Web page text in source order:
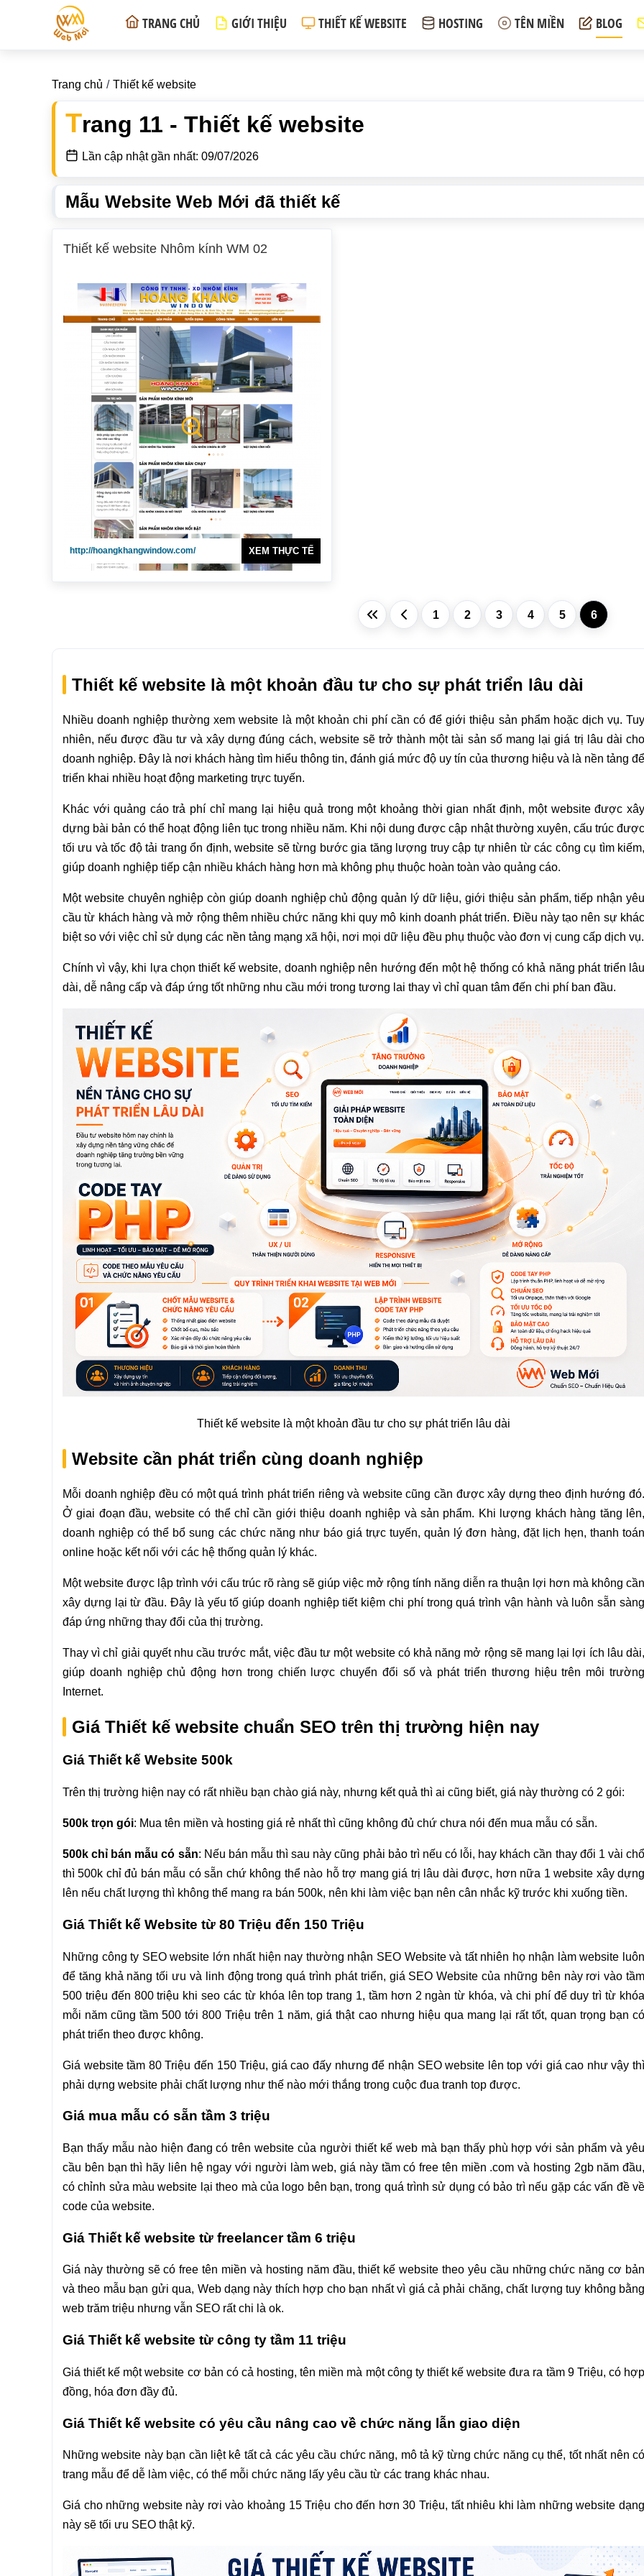
TRANG CHỦ GIỚI THIỆU THIẾT KẾ WEBSITE HOSTING TÊN MIỀN BLOG
Trang chủ Thiết kế website
Trang 11 - Thiết kế website
Lần cập nhật gần nhất: 09/07/2026
Mẫu Website Web Mới đã thiết kế
Thiết kế website Nhôm kính WM 02
http://hoangkhangwindow.com/ XEM THỰC TẾ
1 2 3 4 5 6
Thiết kế website là một khoản đầu tư cho sự phát triển lâu dài
Nhiều doanh nghiệp thường xem website là một khoản chi phí cần có để giới thiệu sản phẩm hoặc dịch vụ. Tuy
nhiên, nếu được đầu tư và xây dựng đúng cách, website sẽ trở thành một tài sản số mang lại giá trị lâu dài cho
doanh nghiệp. Đây là nơi khách hàng tìm hiểu thông tin, đánh giá mức độ uy tín của thương hiệu và là nền tảng để
triển khai nhiều hoạt động marketing trực tuyến.
Khác với quảng cáo trả phí chỉ mang lại hiệu quả trong một khoảng thời gian nhất định, một website được xây
dựng bài bản có thể hoạt động liên tục trong nhiều năm. Khi nội dung được cập nhật thường xuyên, cấu trúc được
tối ưu và tốc độ tải trang ổn định, website sẽ từng bước gia tăng lượng truy cập tự nhiên từ các công cụ tìm kiếm,
giúp doanh nghiệp tiếp cận nhiều khách hàng hơn mà không phụ thuộc hoàn toàn vào quảng cáo.
Một website chuyên nghiệp còn giúp doanh nghiệp chủ động quản lý dữ liệu, giới thiệu sản phẩm, tiếp nhận yêu
cầu từ khách hàng và mở rộng thêm nhiều chức năng khi quy mô kinh doanh phát triển. Điều này tạo nên sự khác
biệt so với việc chỉ sử dụng các nền tảng mạng xã hội, nơi mọi dữ liệu đều phụ thuộc vào đơn vị cung cấp dịch vụ.
Chính vì vậy, khi lựa chọn thiết kế website, doanh nghiệp nên hướng đến một hệ thống có khả năng phát triển lâu
dài, dễ nâng cấp và đáp ứng tốt những nhu cầu mới trong tương lai thay vì chỉ quan tâm đến chi phí ban đầu.
Thiết kế website là một khoản đầu tư cho sự phát triển lâu dài
Website cần phát triển cùng doanh nghiệp
Mỗi doanh nghiệp đều có một quá trình phát triển riêng và website cũng cần được xây dựng theo định hướng đó.
Ở giai đoạn đầu, website có thể chỉ cần giới thiệu doanh nghiệp và sản phẩm. Khi lượng khách hàng tăng lên,
doanh nghiệp có thể bổ sung các chức năng như báo giá trực tuyến, quản lý đơn hàng, đặt lịch hẹn, thanh toán
online hoặc kết nối với các hệ thống quản lý khác.
Một website được lập trình với cấu trúc rõ ràng sẽ giúp việc mở rộng tính năng diễn ra thuận lợi hơn mà không cần
xây dựng lại từ đầu. Đây là yếu tố giúp doanh nghiệp tiết kiệm chi phí trong quá trình vận hành và luôn sẵn sàng
đáp ứng những thay đổi của thị trường.
Thay vì chỉ giải quyết nhu cầu trước mắt, việc đầu tư một website có khả năng mở rộng sẽ mang lại lợi ích lâu dài,
giúp doanh nghiệp chủ động hơn trong chiến lược chuyển đổi số và phát triển thương hiệu trên môi trường
Internet.
Giá Thiết kế website chuẩn SEO trên thị trường hiện nay
Giá Thiết kế Website 500k
Trên thị trường hiện nay có rất nhiều bạn chào giá này, nhưng kết quả thì ai cũng biết, giá này thường có 2 gói:
500k trọn gói: Mua tên miền và hosting giá rẻ nhất thì cũng không đủ chứ chưa nói đến mua mẫu có sẵn.
500k chỉ bán mẫu có sẵn: Nếu bán mẫu thì sau này cũng phải bảo trì nếu có lỗi, hay khách cần thay đổi 1 vài chổ
thì 500k chỉ đủ bán mẫu có sẵn chứ không thể nào hỗ trợ mang giá trị lâu dài được, hơn nữa 1 website xây dựng
lên nếu chất lượng thì không thể mang ra bán 500k, nên khi làm việc bạn nên cân nhắc kỹ trước khi xuống tiền.
Giá Thiết kế Website từ 80 Triệu đến 150 Triệu
Những công ty SEO website lớn nhất hiện nay thường nhận SEO Website và tất nhiên họ nhận làm website luôn
để tăng khả năng tối ưu và linh động trong quá trình phát triển, giá SEO Website của những bên này rơi vào tầm
500 triệu đến 800 triệu khi seo các từ khóa lên top trang 1, tầm hơn 2 ngàn từ khóa, và chi phí để duy trì từ khóa
mỗi năm cũng tầm 500 tới 800 Triệu trên 1 năm, giá thật cao nhưng hiệu qua mang lại rất tốt, quan trọng bạn có
phát triển theo được không.
Giá website tầm 80 Triệu đến 150 Triệu, giá cao đấy nhưng để nhận SEO website lên top với giá cao như vậy thì
phải dựng website phải chất lượng như thế nào mới thắng trong cuộc đua tranh top được.
Giá mua mẫu có sẵn tầm 3 triệu
Bạn thấy mẫu nào hiện đang có trên website của người thiết kế web mà bạn thấy phù hợp với sản phẩm và yêu
cầu bên bạn thì hãy liên hệ ngay với người làm web, giá này tầm có free tên miền .com và hosting 2gb năm đầu,
có chỉnh sửa màu website lại theo mà của logo bên bạn, trong quá trình sử dụng có bảo trì nếu gặp các vấn đề về
code của website.
Giá Thiết kế website từ freelancer tầm 6 triệu
Giá này thường sẽ có free tên miền và hosting năm đầu, thiết kế website theo yêu cầu những chức năng cơ bản
và theo mẫu bạn gửi qua, Web dạng này thích hợp cho bạn nhất vì giá cả phải chăng, chất lượng tuy không bằng
web trăm triệu nhưng vẫn SEO rất chi là ok.
Giá Thiết kế website từ công ty tầm 11 triệu
Giá thiết kế một website cơ bản có cả hosting, tên miền mà một công ty thiết kế website đưa ra tầm 9 Triệu, có hợp
đồng, hóa đơn đầy đủ.
Giá Thiết kế website có yêu cầu nâng cao về chức năng lẫn giao diện
Những website này bạn cần liệt kê tất cả các yêu cầu chức năng, mô tả kỹ từng chức năng cụ thể, tốt nhất nên có
trang mẫu để dễ làm việc, có thể mỗi chức năng lấy yêu cầu từ các trang khác nhau.
Giá cho những website này rơi vào khoảng 15 Triệu cho đến hơn 30 Triệu, tất nhiêu khi làm những website dạng
này sẽ tối ưu SEO thật kỹ.